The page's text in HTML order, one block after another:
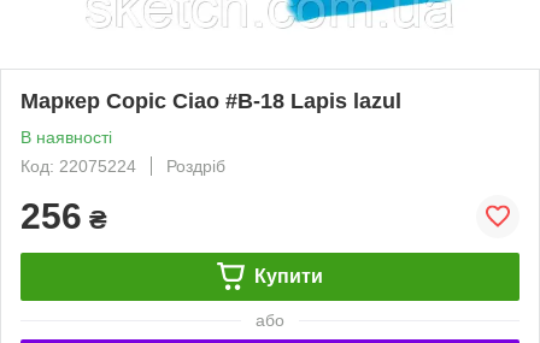
Маркер Copic Ciao #B-18 Lapis lazul
В наявності
Код: 22075224
Роздріб
256 ₴
Купити
або